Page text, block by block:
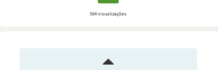
564 visualizações